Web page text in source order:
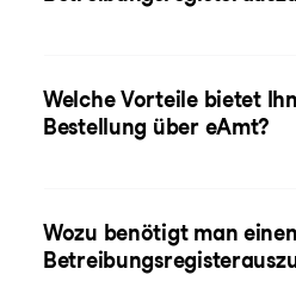
Welche Vorteile bietet
Bestellung über eAmt?
Wozu benötigt man einen